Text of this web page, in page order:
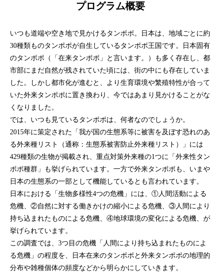
プログラム概要
いつも道端や空き地で見かけるタンポポ。日本は、地域ごとに約
30種類ものタンポポが自生しているタンポポ王国です。日本固有
のタンポポ（「在来タンポポ」と言います。）も多く存在し、都
市部にまだ自然が残されていた頃には、街の中にも存在していま
した。しかし都市化が進むと、より生育環境や繁殖特性が合って
いた外来タンポポに置き換わり、今ではあまり見かけることがな
くなりました。
では、いつも見ているタンポポは、何者なのでしょうか。
2015年に策定された「我が国の生態系等に被害を及ぼす恐れのあ
る外来種リスト（通称：生態系被害防止外来種リスト）」には
429種類の生物が掲載され、重点対策外来種の1つに「外来性タン
ポポ種群」も挙げられています。一方で外来タンポポも、いまや
日本の生態系の一部として機能しているとも言われています。
日本における「生物多様性4つの危機」には、①人間活動による
危機、②自然に対する働きかけの縮小による危機、③人間により
持ち込まれたものによる危機、④地球環境の変化による危機、が
挙げられています。
この調査では、3つ目の危機「人間により持ち込まれたものによ
る危機」の程度を、日本在来のタンポポと外来タンポポの地理的
分布や雑種個体の頻度などから明らかにしていきます。